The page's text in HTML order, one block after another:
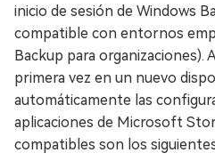
inicio de sesión de Windows
compatible con entornos
Backup para organizaciones).
primera vez en un nuevo
automáticamente las
aplicaciones de Microsoft
compatibles son los